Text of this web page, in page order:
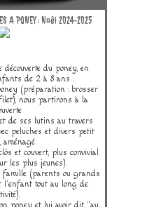
A PONEY : Noêl 2024-2025
découverte du poney, en
de 2 à 8 ans :
(préparation : brosser
nous partirons à la
de ses lutins au travers
peluches et divers petit
aménagé
et couvert, plus convivial
les plus jeunes).
famille (parents ou grands
l'enfant tout au long de